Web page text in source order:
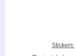
Stickers